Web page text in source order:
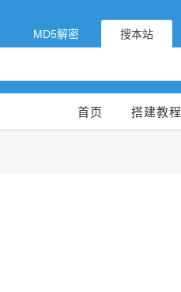
MD5解密 搜本站
首页 搭建教程